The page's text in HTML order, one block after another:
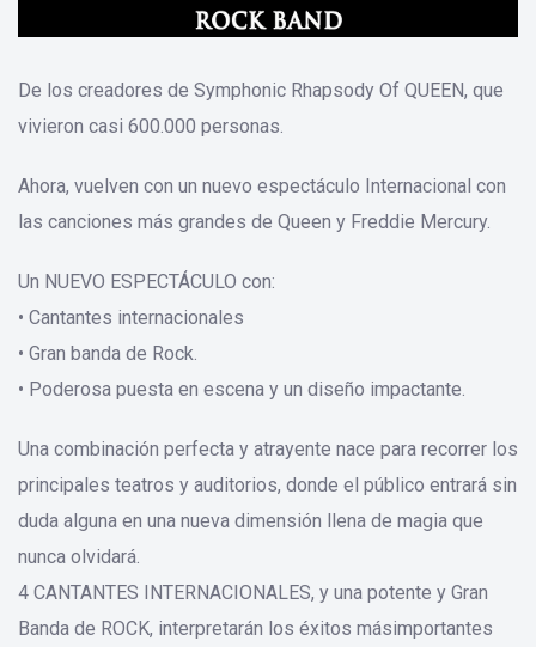
De los creadores de Symphonic Rhapsody Of QUEEN, que
vivieron casi 600.000 personas.
Ahora, vuelven con un nuevo espectáculo Internacional con
las canciones más grandes de Queen y Freddie Mercury.
Un NUEVO ESPECTÁCULO con:
• Cantantes internacionales
• Gran banda de Rock.
• Poderosa puesta en escena y un diseño impactante.
Una combinación perfecta y atrayente nace para recorrer los
principales teatros y auditorios, donde el público entrará sin
duda alguna en una nueva dimensión llena de magia que
nunca olvidará.
4 CANTANTES INTERNACIONALES, y una potente y Gran
Banda de ROCK, interpretarán los éxitos másimportantes